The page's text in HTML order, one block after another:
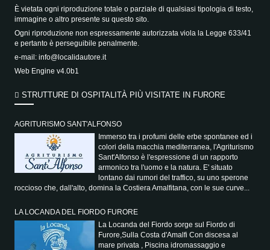
È vietata ogni riproduzione totale o parziale di qualsiasi tipologia di testo,
immagine o altro presente su questo sito.
Ogni riproduzione non espressamente autorizzata viola la Legge 633/41
e pertanto è perseguibile penalmente.
e-mail: info@localidautore.it
Web Engine v4.0b1
STRUTTURE DI OSPITALITÀ PIÙ VISITATE IN FURORE
AGRITURISMO SANT'ALFONSO
Immerso tra i profumi delle erbe spontanee ed i
colori della macchia mediterranea, l'Agriturismo
Sant'Alfonso è l'espressione di un rapporto
armonico tra l'uomo e la natura. E' situato
lontano dai rumori del traffico, su uno sperone
roccioso che, dall'alto, domina la Costiera Amalfitana, con le sue curve...
LA LOCANDA DEL FIORDO FURORE
La Locanda del Fiordo sorge sul Fiordo di
Furore,Sulla Costa d'Amalfi Con discesa al
mare privata , Piscina idromassaggio e